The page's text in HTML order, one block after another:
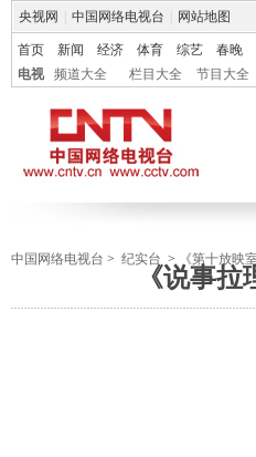
央视网 中国网络电视台 网站地图
首页 新闻 经济 体育 综艺 春晚
电视
频道大全 栏目大全 节目大全
中国网络电视台 > 纪实台 > 《第十放映
《说事